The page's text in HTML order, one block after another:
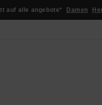
auf alle angebote* Damen